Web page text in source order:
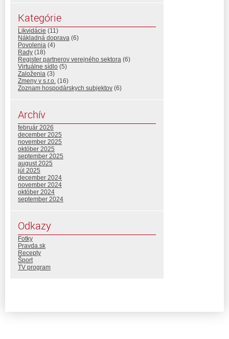
Kategórie
Likvidácie (11)
Nákladná doprava (6)
Povolenia (4)
Rady (18)
Register partnerov verejného sektora (6)
Virtuálne sídlo (5)
Založenia (3)
Zmeny v s.r.o. (16)
Zoznam hospodárskych subjektov (6)
Archív
február 2026
december 2025
november 2025
október 2025
september 2025
august 2025
júl 2025
december 2024
november 2024
október 2024
september 2024
Odkazy
Fotky
Pravda.sk
Recepty
Šport
TV program